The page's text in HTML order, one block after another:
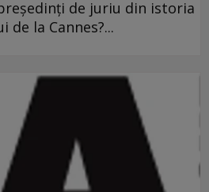
de juriu din istoria
de la Cannes?...